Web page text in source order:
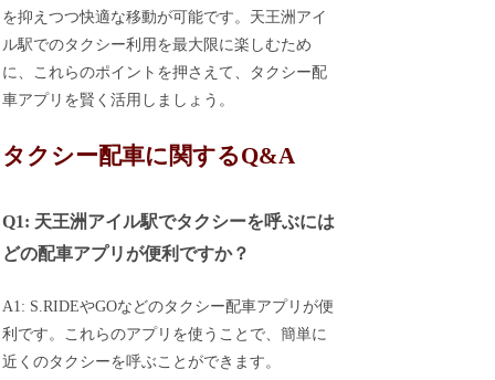
を抑えつつ快適な移動が可能です。天王洲アイ
ル駅でのタクシー利用を最大限に楽しむため
に、これらのポイントを押さえて、タクシー配
車アプリを賢く活用しましょう。
タクシー配車に関するQ&A
Q1: 天王洲アイル駅でタクシーを呼ぶには
どの配車アプリが便利ですか？
A1: S.RIDEやGOなどのタクシー配車アプリが便
利です。これらのアプリを使うことで、簡単に
近くのタクシーを呼ぶことができます。